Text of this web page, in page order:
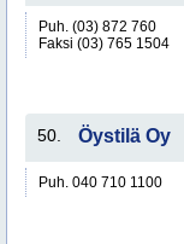
Puh. (03) 872 760
Faksi (03) 765 1504
50. Öystilä Oy
Puh. 040 710 1100